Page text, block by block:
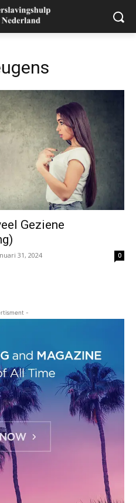
Geziene
31, 2024 0
-